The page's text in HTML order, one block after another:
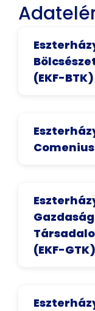
(EKF-BTK)
(EKF-GTK)